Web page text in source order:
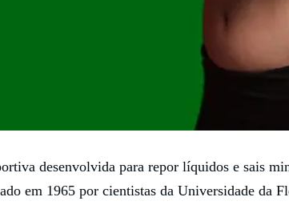
desenvolvida para repor líquidos e sais
em 1965 por cientistas da Universidade da